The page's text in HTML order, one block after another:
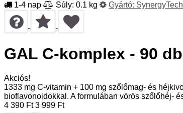
1-4 nap Súly: 0.1 kg Gyártó: SynergyTech
GAL C-komplex - 90 db
Akciós!
1333 mg C-vitamin + 100 mg szőlőmag- és
bioflavonoidokkal. A formulában vörös szőlőhéj-
4 390 Ft 3 999 Ft